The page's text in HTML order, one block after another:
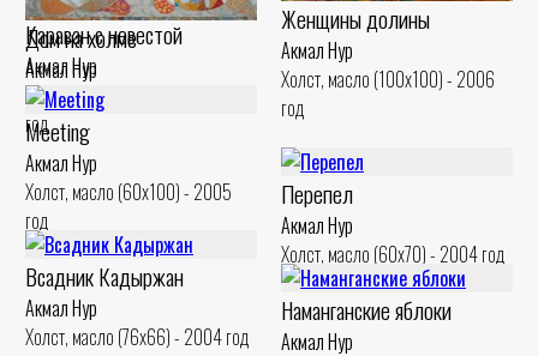
Женщины долины
Акмал Нур
Холст, масло (100x100) - 2006
год
Дом на холме
Акмал Нур
Холст, масло (60x70) - 2006 год
Караван с невестой
Акмал Нур
Холст, масло (100x300) - 2005
год
Meeting
Акмал Нур
Холст, масло (60x100) - 2005
год
Перепел
Акмал Нур
Холст, масло (60x70) - 2004 год
Всадник Кадыржан
Акмал Нур
Холст, масло (76x66) - 2004 год
Наманганские яблоки
Акмал Нур